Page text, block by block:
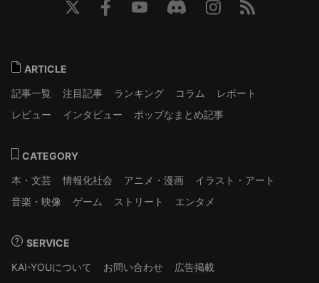
ARTICLE
記事一覧
注目記事 ランキング コラム
レポート
レビュー
インタビュー ポップなまとめ記事
CATEGORY
本・文芸
情報化社会 アニメ・漫画
イラスト・アート
音楽・映像
ゲーム ストリート エンタメ
SERVICE
KAI-YOUについて
お問い合わせ
広告掲載